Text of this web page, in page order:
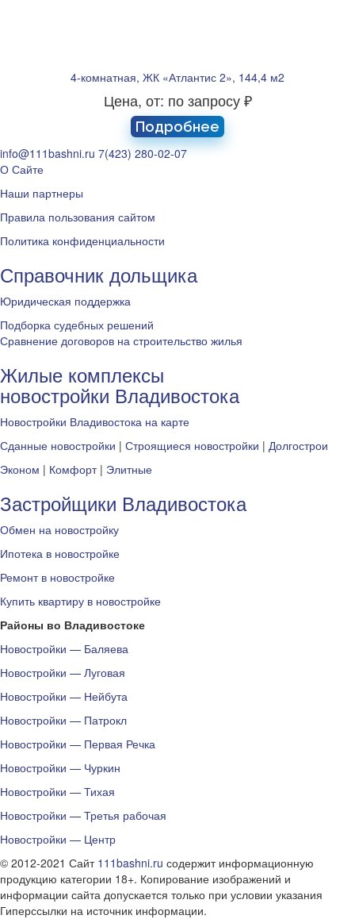
4-комнатная, ЖК «Атлантис 2», 144,4 м2
Цена, от: по запросу ₽
Подробнее
info@111bashni.ru 7(423) 280-02-07
О Сайте
Наши партнеры
Правила пользования сайтом
Политика конфиденциальности
Справочник дольщика
Юридическая поддержка
Подборка судебных решений
Сравнение договоров на строительство жилья
Жилые комплексы
новостройки Владивостока
Новостройки Владивостока на карте
Сданные новостройки | Строящиеся новостройки | Долгострои
Эконом | Комфорт| Элитные
Застройщики Владивостока
Обмен на новостройку
Ипотека в новостройке
Ремонт в новостройке
Купить квартиру в новостройке
Районы во Владивостоке
Новостройки — Баляева
Новостройки — Луговая
Новостройки — Нейбута
Новостройки — Патрокл
Новостройки — Первая Речка
Новостройки — Чуркин
Новостройки — Тихая
Новостройки — Третья рабочая
Новостройки — Центр
© 2012-2021 Сайт 111bashni.ru содержит информационную
продукцию категории 18+. Копирование изображений и
информации сайта допускается только при условии указания
Гиперссылки на источник информации.